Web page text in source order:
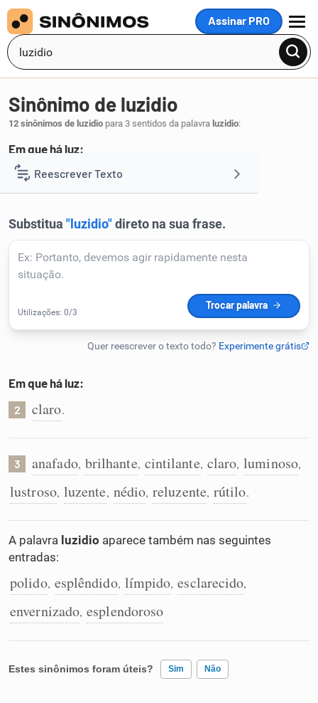
Assinar PRO
MENU
Reescrever Texto
Corrigir Texto
Humanizador de IA
Cata-letras
Caça-palavras
Sinônimos
Sinônimo de luzidio
12 sinônimos de luzidio para 3 sentidos da palavra luzidio:
Em que há luz:
1 iluminado.
Em que há luz:
2 claro.
3 anafado, brilhante, cintilante, claro, luminoso,
lustroso, luzente, nédio, reluzente, rútilo.
A palavra luzidio aparece também nas seguintes
entradas:
polido, esplêndido, límpido, esclarecido,
envernizado, esplendoroso
Estes sinônimos foram úteis? Sim Não